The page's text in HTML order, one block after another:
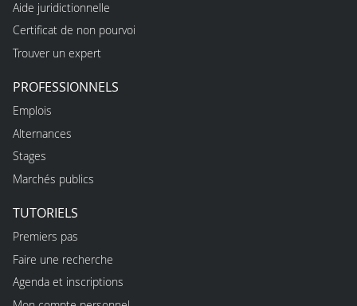
Aide juridictionnelle
Certificat de non pourvoi
Trouver un expert
PROFESSIONNELS
Emplois
Alternances
Stages
Marchés publics
TUTORIELS
Premiers pas
Faire une recherche
Agenda et inscriptions